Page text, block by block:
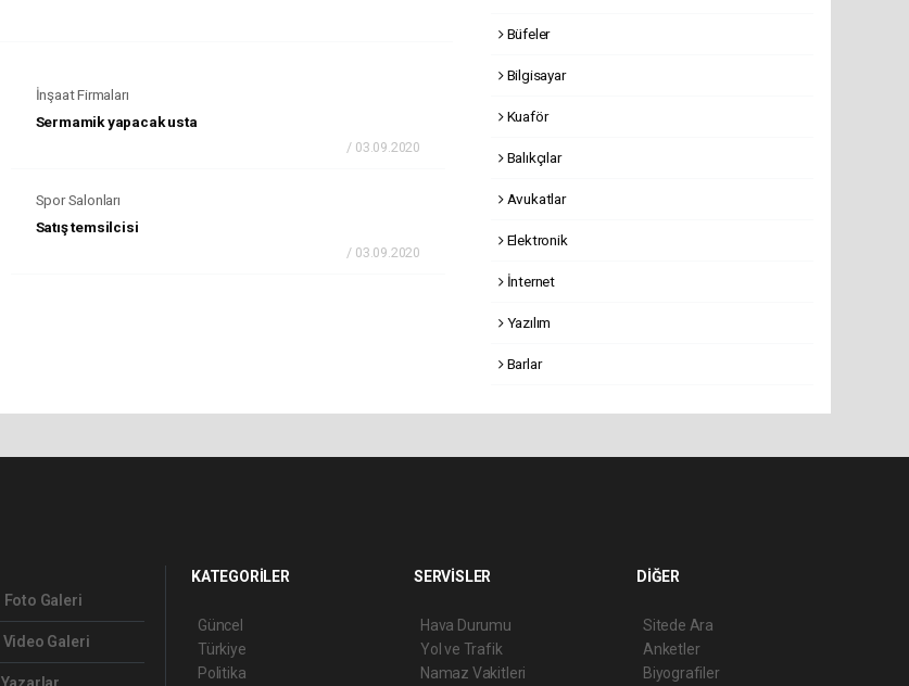
İnşaat Firmaları
Sermamik yapacak usta
/ 03.09.2020
Spor Salonları
Satış temsilcisi
/ 03.09.2020
Büfeler
Bilgisayar
Kuaför
Balıkçılar
Avukatlar
Elektronik
İnternet
Yazılım
Barlar
Foto Galeri
Video Galeri
Yazarlar
KATEGORİLER
Güncel
Türkiye
Politika
SERVİSLER
Hava Durumu
Yol ve Trafik
Namaz Vakitleri
DİĞER
Sitede Ara
Anketler
Biyografiler